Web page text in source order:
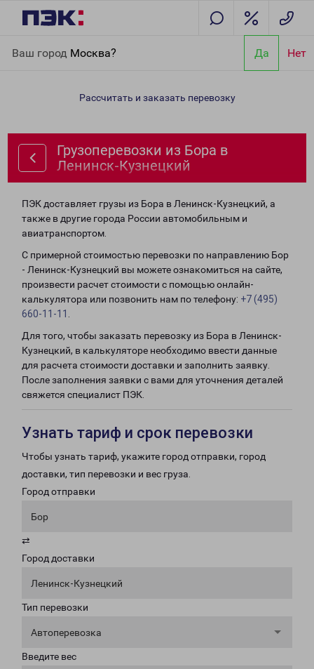
Ваш город Москва? Да Нет
Кузнецкий
Рассчитать и заказать перевозку
Грузоперевозки из Бора в
Ленинск-Кузнецкий
ПЭК доставляет грузы из Бора в Ленинск-Кузнецкий, а
также в другие города России автомобильным и
авиатранспортом.
С примерной стоимостью перевозки по направлению Бор
- Ленинск-Кузнецкий вы можете ознакомиться на сайте,
произвести расчет стоимости с помощью онлайн-
калькулятора или позвонить нам по телефону: +7 (495)
660-11-11
Для того, чтобы заказать перевозку из Бора в Ленинск-
Кузнецкий, в калькуляторе необходимо ввести данные
для расчета стоимости доставки и заполнить заявку.
После заполнения заявки с вами для уточнения деталей
свяжется специалист ПЭК.
Узнать тариф и срок перевозки
Чтобы узнать тариф, укажите город отправки, город
доставки, тип перевозки и вес груза.
Город отправки
Бор
⇄
Город доставки
Ленинск-Кузнецкий
Тип перевозки
Автоперевозка
Введите вес